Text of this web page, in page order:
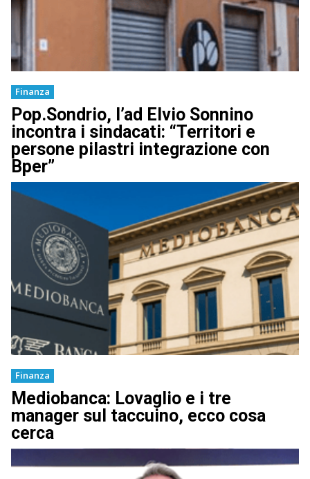
Finanza
Pop.Sondrio, l’ad Elvio Sonnino
incontra i sindacati: “Territori e
persone pilastri integrazione con
Bper”
Finanza
Mediobanca: Lovaglio e i tre
manager sul taccuino, ecco cosa
cerca